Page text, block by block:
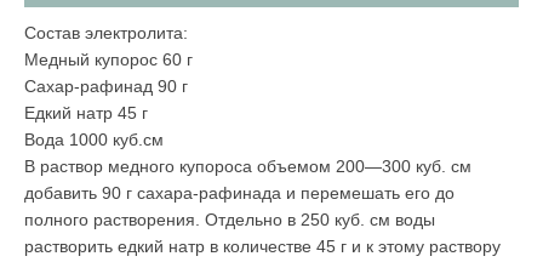
Состав электролита:
Медный купорос 60 г
Сахар-рафинад 90 г
Едкий натр 45 г
Вода 1000 куб.см
В раствор медного купороса объемом 200—300 куб. см
добавить 90 г сахара-рафинада и перемешать его до
полного растворения. Отдельно в 250 куб. см воды
растворить едкий натр в количестве 45 г и к этому раствору